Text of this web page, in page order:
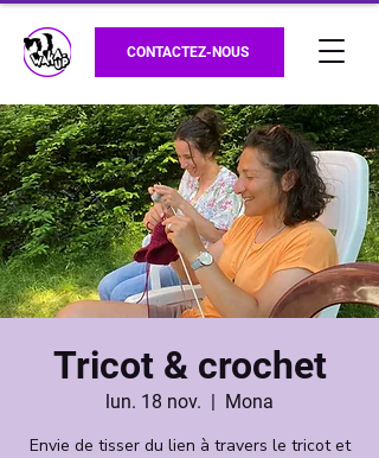
CONTACTEZ-NOUS
Tricot & crochet
lun. 18 nov.
  |
Mona
Envie de tisser du lien à travers le tricot et